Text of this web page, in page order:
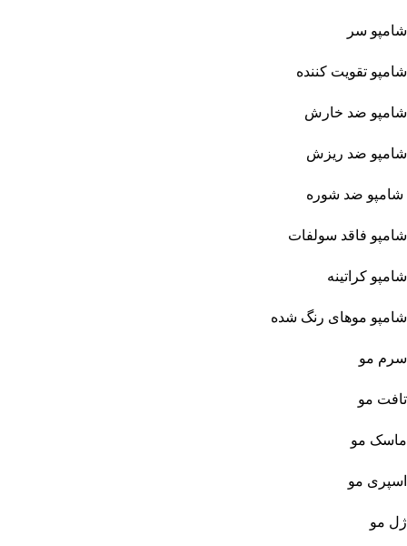
شامپو سر
شامپو تقویت کننده
شامپو ضد خارش
شامپو ضد ریزش
شامپو ضد شوره
شامپو فاقد سولفات
شامپو کراتینه
شامپو موهای رنگ شده
سرم مو
تافت مو
ماسک مو
اسپری مو
ژل مو